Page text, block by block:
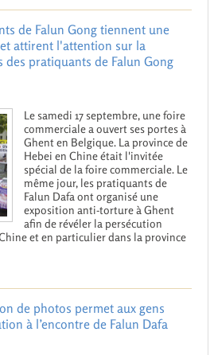
de Falun Gong tiennent une
attirent l'attention sur la
pratiquants de Falun Gong
Le samedi 17 septembre, une foire
commerciale a ouvert ses portes à
Ghent en Belgique. La province de
Hebei en Chine était l'invitée
spécial de la foire commerciale. Le
même jour, les pratiquants de
Falun Dafa ont organisé une
exposition anti-torture à Ghent
afin de révéler la persécution
et en particulier dans la province
de photos permet aux gens
à l’encontre de Falun Dafa